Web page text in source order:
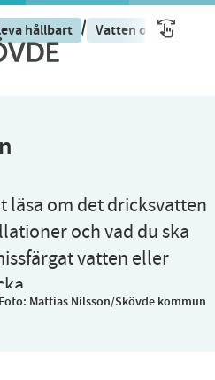
hållbart / Vatten och avlopp
läsa om det dricksvatten
och vad du ska
vatten eller
Foto: Mattias Nilsson/Skövde kommun